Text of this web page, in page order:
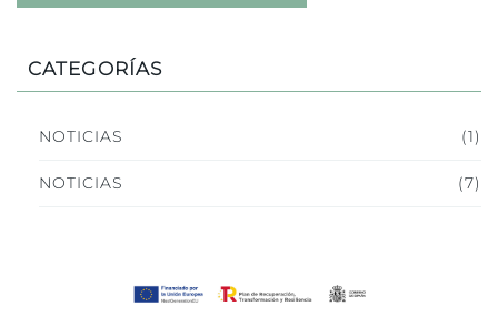
CATEGORÍAS
NOTICIAS (1)
NOTICIAS (7)